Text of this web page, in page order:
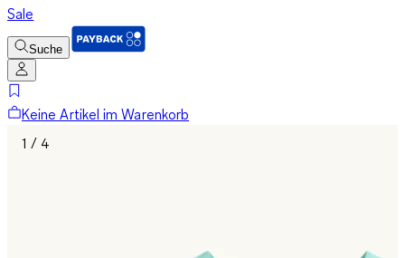
Sale
Suche
Keine Artikel im Warenkorb
1 / 4